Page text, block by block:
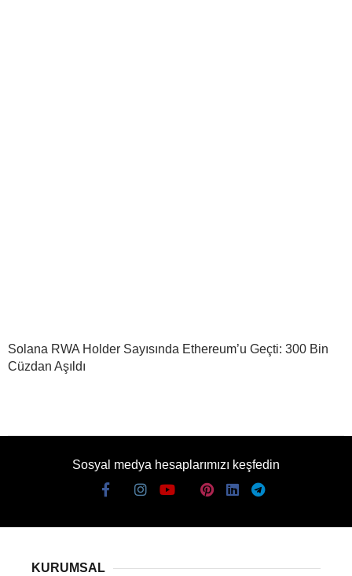
Solana RWA Holder Sayısında Ethereum’u Geçti: 300 Bin
Cüzdan Aşıldı
Sosyal medya hesaplarımızı keşfedin
KURUMSAL